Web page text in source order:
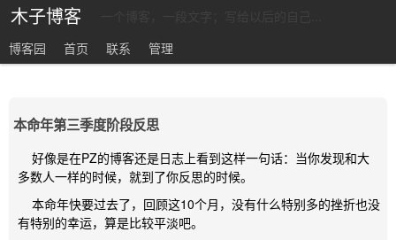
木子博客
博客园
首页 联系 管理
本命年第三季度阶段反思
好像是在PZ的博客还是日志上看到这样一句话：当你发现和大
多数人一样的时候，就到了你反思的时候。
本命年快要过去了，回顾这10个月，没有什么特别多的挫折也没
有特别的幸运，算是比较平淡吧。